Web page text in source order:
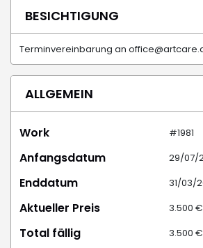
BESICHTIGUNG
Terminvereinbarung an
ALLGEMEIN
Work #1981
Anfangsdatum 29/07/
Enddatum 31/03/
Aktueller Preis 3.500 €
Total fällig 3.500 €